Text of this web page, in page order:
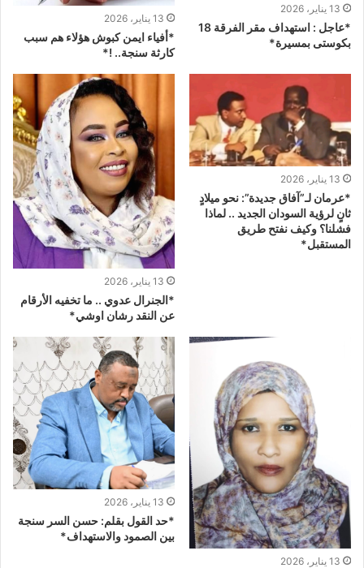
13 يناير، 2026
*عاجل : استهداف مقر الفرقة 18
بكوستى بمسيرة*
13 يناير، 2026
*أفياء ايمن كبوش هؤلاء هم سبب
كارثة سنجة.. !*
13 يناير، 2026
*عرمان لـ”آفاق جديدة”: نحو ميلادٍ
ثانٍ لرؤية السودان الجديد .. لماذا
فشلنا؟ وكيف نفتح طريق
المستقبل*
13 يناير، 2026
*الجنرال عدوي .. ما تخفيه الأرقام
عن النقد رشان اوشي*
13 يناير، 2026
13 يناير، 2026
*حد القول بقلم: حسن السر سنجة
بين الصمود والاستهداف*